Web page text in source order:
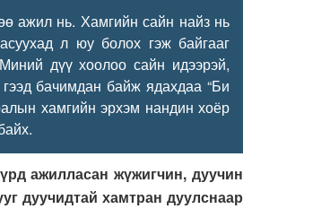
ажил нь. Хамгийн сайн найз нь
л юу болох гэж байгааг
дүү хоолоо сайн идээрэй,
бачимдан байж ядахдаа “Би
хамгийн эрхэм нандин хоёр
ажилласан жүжигчин, дуучин
дуучидтай хамтран дуулснаар